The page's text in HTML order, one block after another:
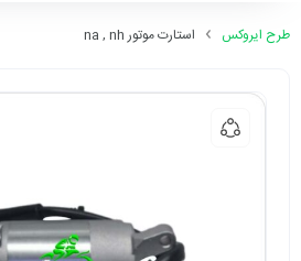
طرح ایروکس استارت موتور na , nh